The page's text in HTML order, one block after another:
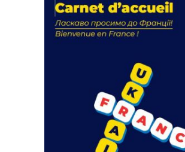
actions
18 septembre 2023
FEUILLETER